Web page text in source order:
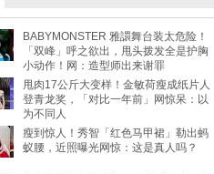
BABYMONSTER 雅譞舞台装太危险！
「双峰」呼之欲出，甩头拨发全是护胸
小动作！网：造型师出来谢罪
甩肉17公斤大变样！金敏荷瘦成纸片人
登青龙奖，「对比一年前」网惊呆：以
为不同人
瘦到惊人！秀智「红色马甲裙」勒出蚂
蚁腰，近照曝光网惊：这是真人吗？